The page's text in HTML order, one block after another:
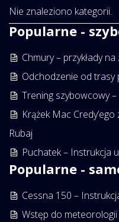
Nie znaleziono kategorii.
Popularne -
Chmury – przykłady
Odchodzenie od
Trening szybowcowy
Krążek Mac
Rubaj
Puchatek – Instrukcja
Popularne -
Cessna 150 –
Wstęp do meteorologii